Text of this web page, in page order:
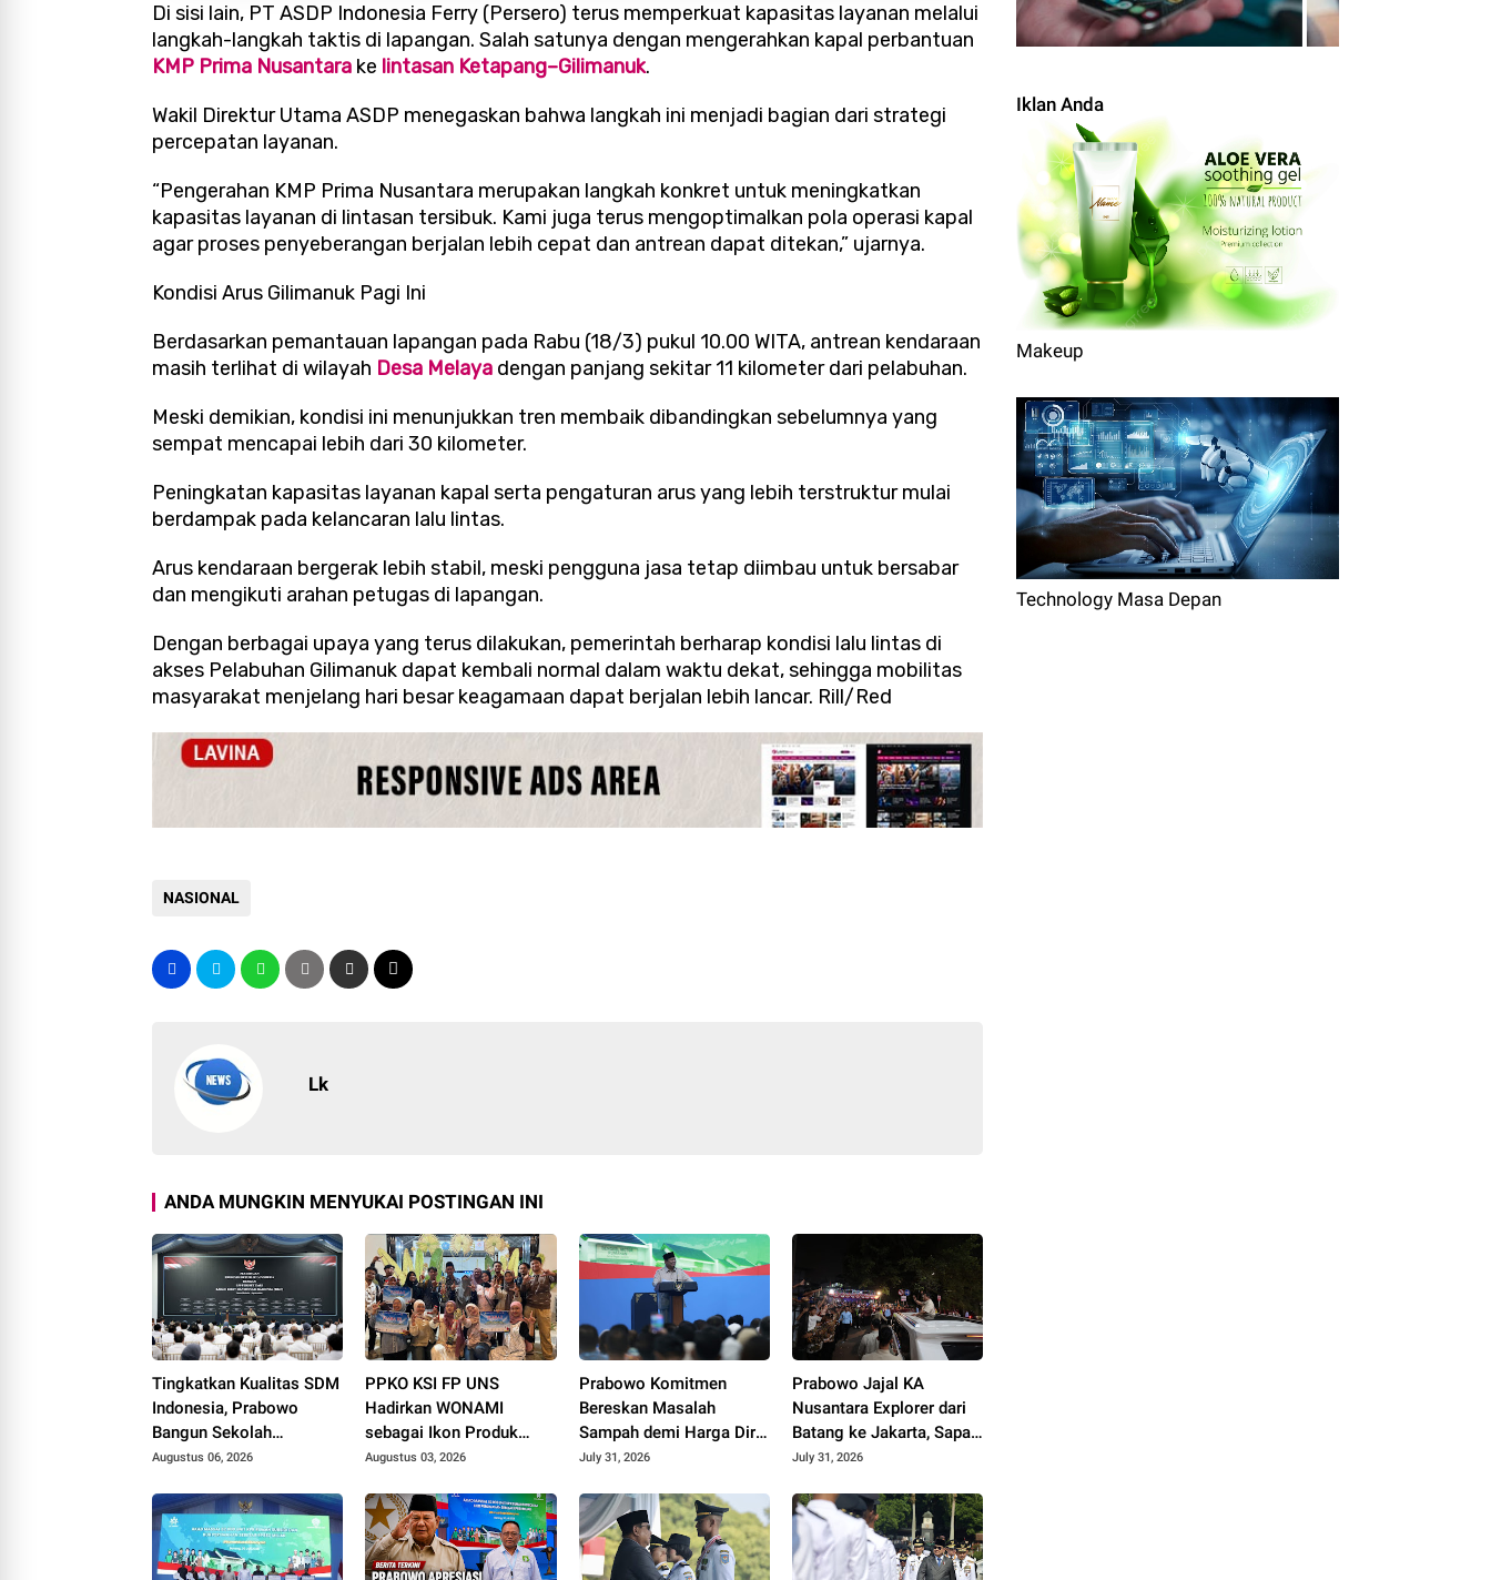
Di sisi lain, PT ASDP Indonesia Ferry (Persero) terus memperkuat kapasitas layanan melalui
langkah-langkah taktis di lapangan. Salah satunya dengan mengerahkan kapal perbantuan
KMP Prima Nusantara ke lintasan Ketapang–Gilimanuk.
Wakil Direktur Utama ASDP menegaskan bahwa langkah ini menjadi bagian dari strategi
percepatan layanan.
“Pengerahan KMP Prima Nusantara merupakan langkah konkret untuk meningkatkan
kapasitas layanan di lintasan tersibuk. Kami juga terus mengoptimalkan pola operasi kapal
agar proses penyeberangan berjalan lebih cepat dan antrean dapat ditekan,” ujarnya.
Kondisi Arus Gilimanuk Pagi Ini
Berdasarkan pemantauan lapangan pada Rabu (18/3) pukul 10.00 WITA, antrean kendaraan
masih terlihat di wilayah Desa Melaya dengan panjang sekitar 11 kilometer dari pelabuhan.
Meski demikian, kondisi ini menunjukkan tren membaik dibandingkan sebelumnya yang
sempat mencapai lebih dari 30 kilometer.
Peningkatan kapasitas layanan kapal serta pengaturan arus yang lebih terstruktur mulai
berdampak pada kelancaran lalu lintas.
Arus kendaraan bergerak lebih stabil, meski pengguna jasa tetap diimbau untuk bersabar
dan mengikuti arahan petugas di lapangan.
Dengan berbagai upaya yang terus dilakukan, pemerintah berharap kondisi lalu lintas di
akses Pelabuhan Gilimanuk dapat kembali normal dalam waktu dekat, sehingga mobilitas
masyarakat menjelang hari besar keagamaan dapat berjalan lebih lancar. Rill/Red
NASIONAL
Lk
ANDA MUNGKIN MENYUKAI POSTINGAN INI
Tingkatkan Kualitas SDM
Indonesia, Prabowo
Bangun Sekolah
Unggulan hingga Undang
Augustus 06, 2026
PPKO KSI FP UNS
Hadirkan WONAMI
sebagai Ikon Produk
Desa Wonorejo, Raih
Polokarto Tumoto Expo
2026
Augustus 03, 2026
Prabowo Komitmen
Bereskan Masalah
Sampah demi Harga Diri
Bangsa
July 31, 2026
Prabowo Jajal KA
Nusantara Explorer dari
Batang ke Jakarta, Sapa
Hangat Warga
July 31, 2026
Iklan Anda
Makeup
Technology Masa Depan